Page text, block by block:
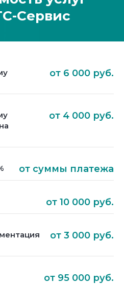
от 6 000 руб.
от 4 000 руб.
от суммы платежа
от 10 000 руб.
от 3 000 руб.
от 95 000 руб.